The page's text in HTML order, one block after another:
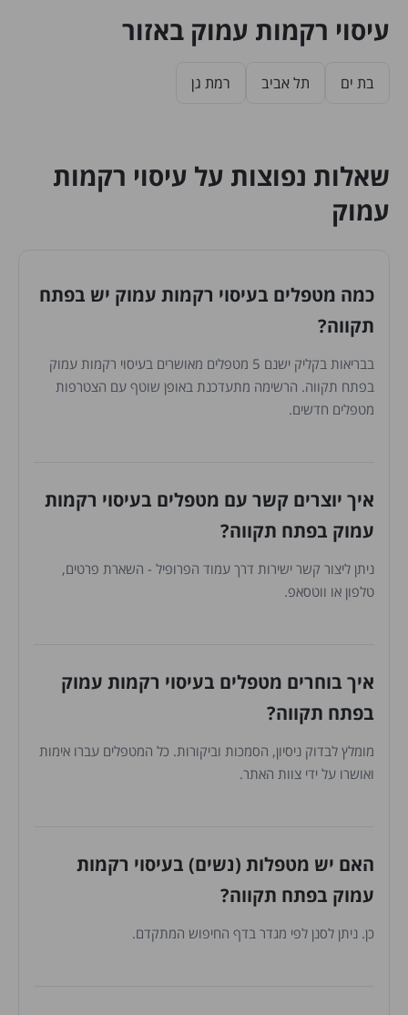
עיסוי רקמות עמוק באזור
בת ים תל אביב רמת גן
שאלות נפוצות על עיסוי רקמות
עמוק
כמה מטפלים בעיסוי רקמות עמוק יש בפתח
תקווה?
בבריאות בקליק ישנם 5 מטפלים מאושרים בעיסוי רקמות עמוק
בפתח תקווה. הרשימה מתעדכנת באופן שוטף עם הצטרפות
מטפלים חדשים.
איך יוצרים קשר עם מטפלים בעיסוי רקמות
עמוק בפתח תקווה?
ניתן ליצור קשר ישירות דרך עמוד הפרופיל - השארת פרטים,
טלפון או ווטסאפ.
איך בוחרים מטפלים בעיסוי רקמות עמוק
בפתח תקווה?
מומלץ לבדוק ניסיון, הסמכות וביקורות. כל המטפלים עברו אימות
ואושרו על ידי צוות האתר.
האם יש מטפלות (נשים) בעיסוי רקמות
עמוק בפתח תקווה?
כן. ניתן לסנן לפי מגדר בדף החיפוש המתקדם.